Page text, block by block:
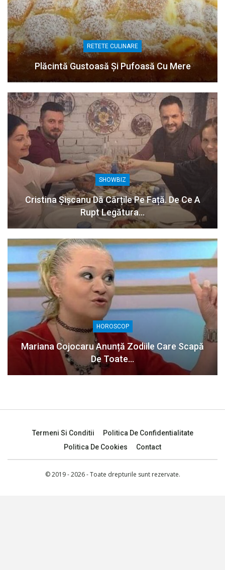
RETETE CULINARE
Plăcintă Gustoasă Și Pufoasă Cu Mere
SHOWBIZ
Cristina Șișcanu Dă Cărțile Pe Față. De Ce A
Rupt Legătura…
HOROSCOP
Mariana Cojocaru Anunță Zodiile Care Scapă
De Toate…
Termeni Si Conditii
Politica De Confidentialitate
Politica De Cookies
Contact
© 2019 - 2026 - Toate drepturile sunt rezervate.